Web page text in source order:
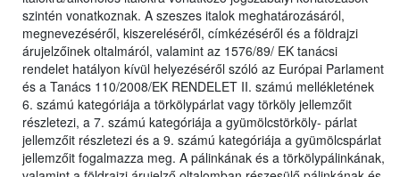
szintén vonatkoznak. A szeszes italok meghatározásáról,
megnevezéséről, kiszereléséről, címkézéséről és a földrajzi
árujelzőinek oltalmáról, valamint az 1576/89/ EK tanácsi
rendelet hatályon kívül helyezéséről szóló az Európai Parlament
és a Tanács 110/2008/EK RENDELET II. számú mellékletének
6. számú kategóriája a törkölypárlat vagy törköly jellemzőit
részletezi, a 7. számú kategóriája a gyümölcstörköly- párlat
jellemzőit részletezi és a 9. számú kategóriája a gyümölcspárlat
jellemzőit fogalmazza meg. A pálinkának és a törkölypálinkának,